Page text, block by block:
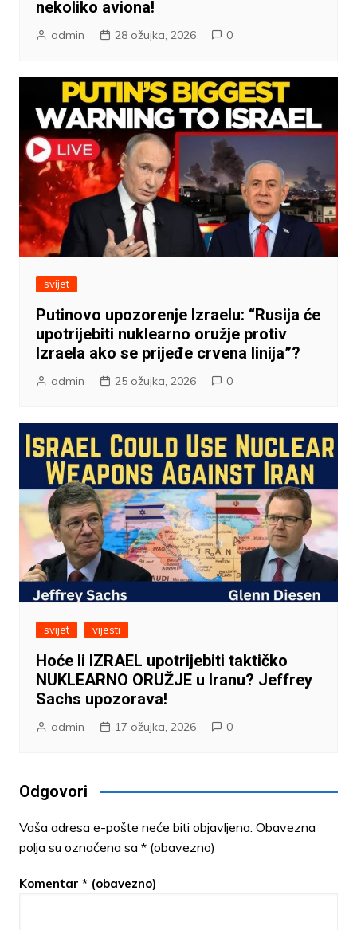
nekoliko aviona!
admin 28 ožujka, 2026 0
svijet
Putinovo upozorenje Izraelu: “Rusija će
upotrijebiti nuklearno oružje protiv
Izraela ako se prijeđe crvena linija”?
admin 25 ožujka, 2026 0
svijet vijesti
Hoće li IZRAEL upotrijebiti taktičko
NUKLEARNO ORUŽJE u Iranu? Jeffrey
Sachs upozorava!
admin 17 ožujka, 2026 0
Odgovori
Vaša adresa e-pošte neće biti objavljena. Obavezna
polja su označena sa * (obavezno)
Komentar * (obavezno)